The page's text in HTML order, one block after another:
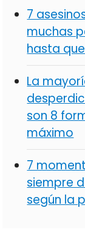
7
muchas
hasta
La
son 8
máximo
7
siempre
según la